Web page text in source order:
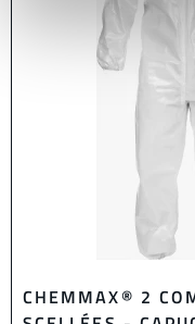
CHEMMAX® 2